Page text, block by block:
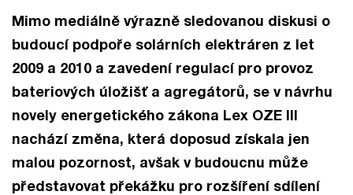
Mimo mediálně výrazně sledovanou diskusi o
budoucí podpoře solárních elektráren z let
2009 a 2010 a zavedení regulací pro provoz
bateriových úložišť a agregátorů, se v návrhu
novely energetického zákona Lex OZE III
nachází změna, která doposud získala jen
malou pozornost, avšak v budoucnu může
představovat překážku pro rozšíření sdílení